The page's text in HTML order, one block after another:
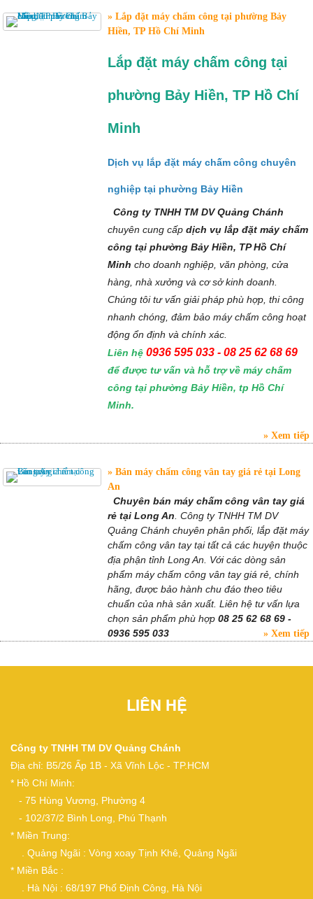
Lắp đặt máy chấm công tại phường Bảy
Hiền, TP Hồ Chí Minh
Lắp đặt máy chấm công tại
phường Bảy Hiền, TP Hồ Chí
Minh
Dịch vụ lắp đặt máy chấm công chuyên
nghiệp tại phường Bảy Hiền
Công ty TNHH TM DV Quảng Chánh
chuyên cung cấpdịch vụ lắp đặt máy chấm
công tại phường Bảy Hiền, TP Hồ Chí
Minh cho doanh nghiệp, văn phòng, cửa
hàng, nhà xưởng và cơ sở kinh doanh.
Chúng tôi tư vấn giải pháp phù hợp, thi công
nhanh chóng, đảm bảo máy chấm công hoạt
động ổn định và chính xác.
Liên hệ0936 595 033 - 08 25 62 68 69
để được tư vấn và hỗ trợ về máy chấm
công tại phường Bảy Hiền, tp Hồ Chí
Minh.
Xem tiếp
Bán máy chấm công vân tay giá rẻ tại Long
An
Chuyên bán máy chấm công vân tay giá
rẻ tại Long An . Công ty TNHH TM DV
Quảng Chánh chuyên phân phối, lắp đặt máy
chấm công vân tay tại tất cả các huyện thuộc
địa phận tỉnh Long An. Với các dòng sản
phẩm máy chấm công vân tay giá rẻ, chính
hãng, được bảo hành chu đáo theo tiêu
chuẩn của nhà sản xuất. Liên hệ tư vấn lựa
chọn sản phẩm phù hợp08 25 62 68 69 -
0936 595 033
Xem tiếp
LIÊN HỆ
Công ty TNHH TM DV Quảng Chánh
Địa chỉ: B5/26 Ấp 1B - Xã Vĩnh Lộc - TP.HCM
* Hồ Chí Minh:
- 75 Hùng Vương, Phường 4
- 102/37/2 Bình Long, Phú Thạnh
* Miền Trung:
. Quảng Ngãi : Vòng xoay Tịnh Khê, Quảng Ngãi
* Miền Bắc :
. Hà Nội : 68/197 Phố Định Công, Hà Nội